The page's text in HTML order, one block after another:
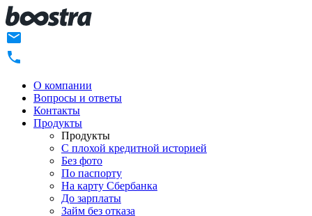
О компании
Вопросы и ответы
Контакты
Продукты
Продукты
C плохой кредитной историей
Без фото
По паспорту
На карту Сбербанка
До зарплаты
Займ без отказа